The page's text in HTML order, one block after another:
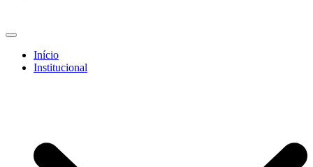
Início
Institucional